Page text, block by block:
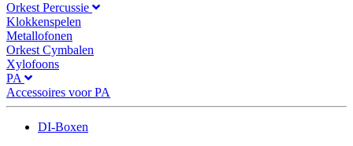
Orkest Percussie
Klokkenspelen
Metallofonen
Orkest Cymbalen
Xylofoons
PA
Accessoires voor PA
DI-Boxen